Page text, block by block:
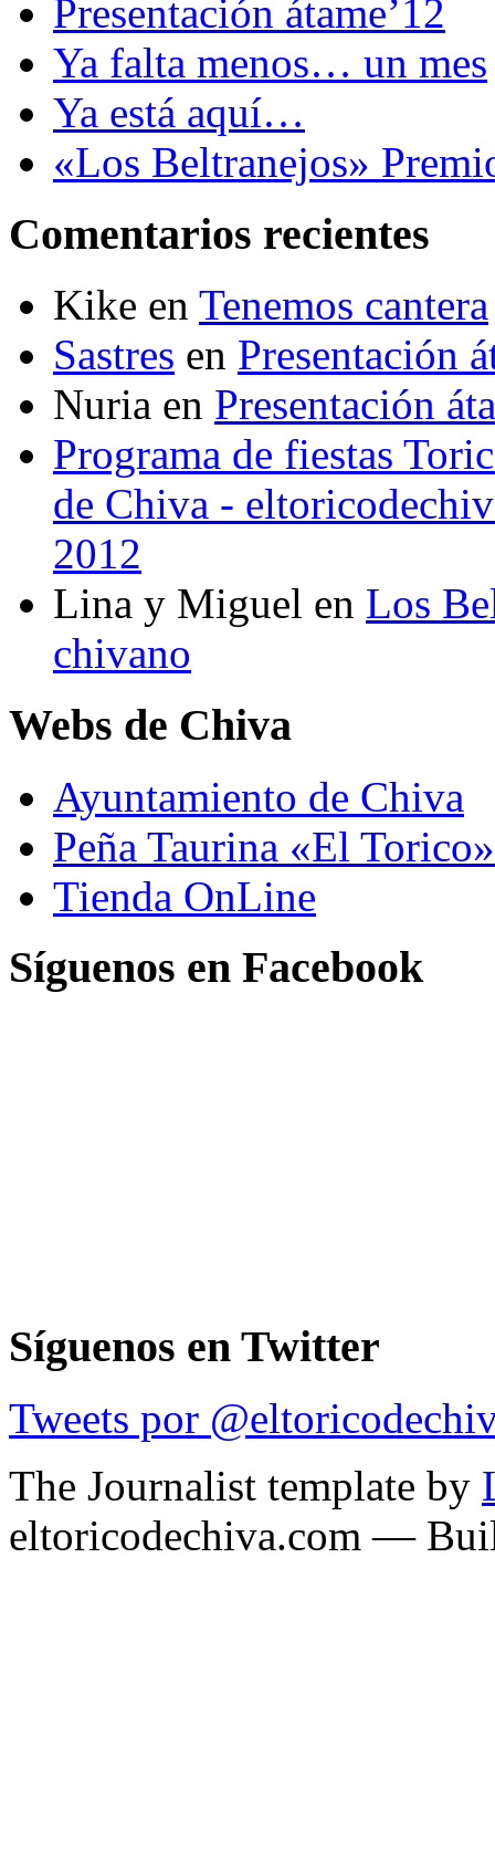
Presentación átame’12
Ya falta menos… un mes
Ya está aquí…
«Los Beltranejos»
Comentarios recientes
Kike en Tenemos cantera
Sastres en Presentación
Nuria en Presentación
Programa de fiestas
de Chiva -
2012
Lina y Miguel en Los
chivano
Webs de Chiva
Ayuntamiento de Chiva
Peña Taurina «El Torico»
Tienda OnLine
Síguenos en Facebook
Síguenos en Twitter
Tweets por
The Journalist template by
eltoricodechiva.com —